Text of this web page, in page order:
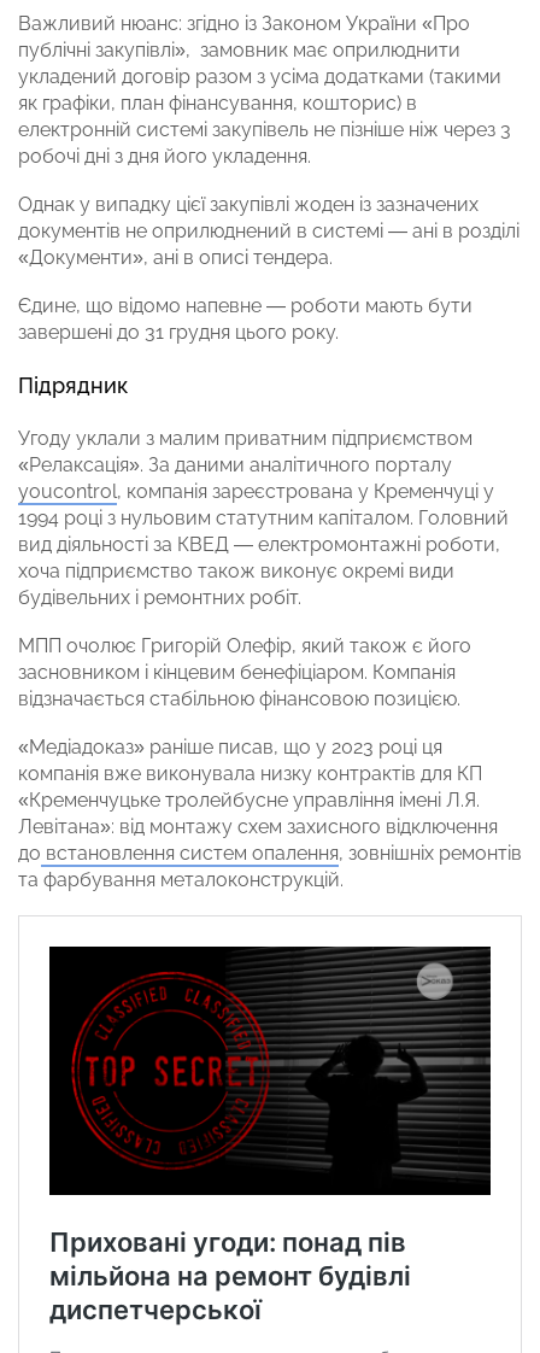
Важливий нюанс: згідно із Законом України «Про
публічні закупівлі», замовник має оприлюднити
укладений договір разом з усіма додатками (такими
як графіки, план фінансування, кошторис) в
електронній системі закупівель не пізніше ніж через 3
робочі дні з дня його укладення.
Однак у випадку цієї закупівлі жоден із зазначених
документів не оприлюднений в системі — ані в розділі
«Документи», ані в описі тендера.
Єдине, що відомо напевне — роботи мають бути
завершені до 31 грудня цього року.
Підрядник
Угоду уклали з малим приватним підприємством
«Релаксація». За даними аналітичного порталу
youcontrol, компанія зареєстрована у Кременчуці у
1994 році з нульовим статутним капіталом. Головний
вид діяльності за КВЕД — електромонтажні роботи,
хоча підприємство також виконує окремі види
будівельних і ремонтних робіт.
МПП очолює Григорій Олефір, який також є його
засновником і кінцевим бенефіціаром. Компанія
відзначається стабільною фінансовою позицією.
«Медіадоказ» раніше писав, що у 2023 році ця
компанія вже виконувала низку контрактів для КП
«Кременчуцьке тролейбусне управління імені Л.Я.
Левітана»: від монтажу схем захисного відключення
до встановлення систем опалення, зовнішніх ремонтів
та фарбування металоконструкцій.